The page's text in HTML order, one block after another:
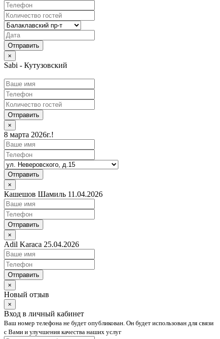
×
Sabi - Кутузовский
Отправить
×
8 марта 2026г.!
Отправить
×
Кашешов Шамиль 11.04.2026
Отправить
×
Adil Karaca 25.04.2026
Отправить
×
Новый отзыв
×
Вход в личный кабинет
Ваш номер телефона не будет опубликован. Он будет использован для связи
с Вами и улучшения качества наших услуг